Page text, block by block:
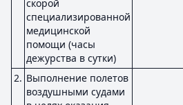
скорой
специализированной
медицинской
помощи (часы
дежурства в сутки)
2. Выполнение полетов
воздушными судами